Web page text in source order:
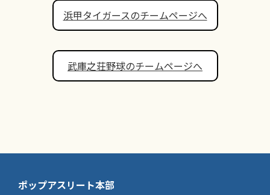
浜甲タイガースのチームページへ
武庫之荘野球のチームページへ
ポップアスリート本部